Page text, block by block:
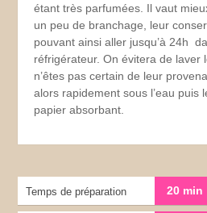
étant très parfumées. Il vaut
un peu de branchage, leur
pouvant ainsi aller jusqu’à 24h
réfrigérateur. On évitera de laver
n’êtes pas certain de leur
alors rapidement sous l’eau puis
papier absorbant.
Temps de préparation 20 min